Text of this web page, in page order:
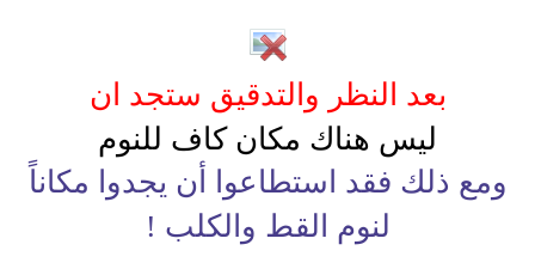
بعد النظر والتدقيق ستجد ان
ليس هناك مكان كاف للنوم
ومع ذلك فقد استطاعوا أن يجدوا مكاناً
لنوم القط والكلب !